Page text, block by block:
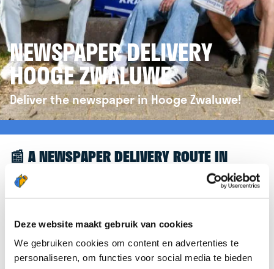
Deze website maakt gebruik van cookies
We gebruiken cookies om content en advertenties te
personaliseren, om functies voor social media te bieden
NEWSPAPER DELIVERY
HOOGE ZWALUWE
Deliver the newspaper in Hooge Zwaluwe!
📰 A NEWSPAPER DELIVERY ROUTE IN
HOOGE ZWALUWE
Great to see you're interested in a newspaper
further, we’d like to refer you to the
krantenbezorgen.nl website. There, you can easily
sign up to deliver newspapers in Hooge Zwaluwe.